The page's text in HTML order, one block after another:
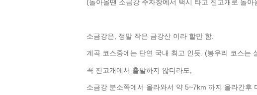
(돌아올땐 소금강 주자창에서 택시 타고 진고개로 돌
소금강은, 정말 작은 금강산 이라 할만 함.
계곡 코스중에는 단연 국내 최고 인듯. (봉우리 코스는
꼭 진고개에서 출발하지 않더라도,
소금강 분소쪽에서 올라와서 약 5~7km 까지 올라간후